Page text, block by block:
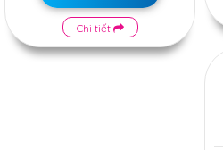
Chi tiết